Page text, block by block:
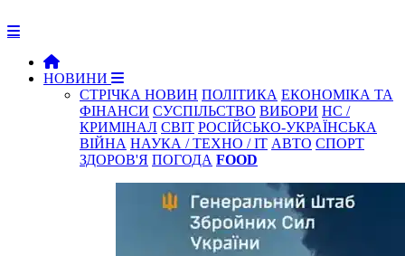
НОВИНИ
СТРІЧКА НОВИН ПОЛІТИКА ЕКОНОМІКА ТА
ФІНАНСИ СУСПІЛЬСТВО ВИБОРИ НС /
КРИМІНАЛ СВІТ РОСІЙСЬКО-УКРАЇНСЬКА
ВІЙНА НАУКА / ТЕХНО / IT АВТО СПОРТ
ЗДОРОВ'Я ПОГОДА FOOD